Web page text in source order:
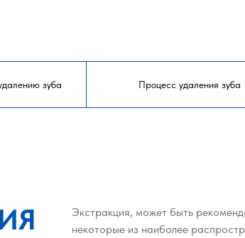
зуба Процесс удаления зуба
Экстракция, может быть
некоторые из наиболее